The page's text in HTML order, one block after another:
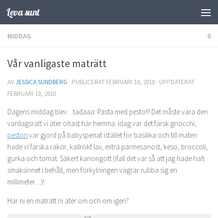
Hoppa till innehåll
Leva sunt
MIDDAG 0
Vår vanligaste maträtt
AVJESSICA SUNDBERG · PUBLICERAT FEBRUARI 10, 2010 · UPPDATERAT
FEBRUARI 10, 2010
Dagens middag blev…tadaaa: Pasta med pesto!!! Det måste vara den
vardagsrätt vi äter oftast här hemma. Idag var det färsk gnocchi,
peston var gjord på babyspenat istället för basilika och till maten
hade vi färska räkor, kallrökt lax, extra parmesanost, keso, broccoli,
gurka och tomat. Säkert kanongott (ifall det var så att jag hade haft
smaksinnet i behåll, men förkylningen vägrar rubba sig en
millimeter…)!
Har ni en maträtt ni äter om och om igen?